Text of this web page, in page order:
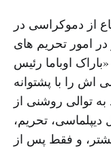
از دموکراسی در
امور تحریم های
اوباما رئیس
اش را با پشتوانه
توالی روشنی از
تحریم،
و فقط پس از